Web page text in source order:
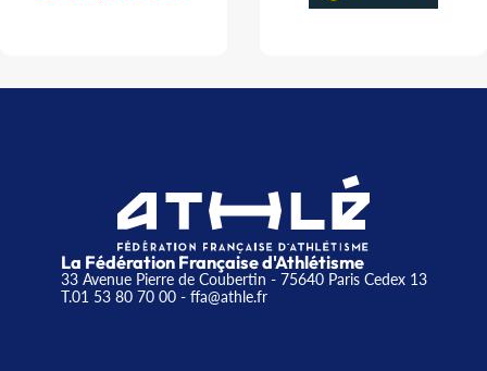
La Fédération Française d'Athlétisme
33 Avenue Pierre de Coubertin - 75640 Paris Cedex 13
T.01 53 80 70 00- ffa@athle.fr